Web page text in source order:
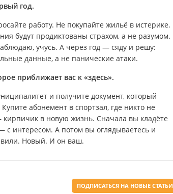
год.
работу. Не покупайте жильё в истерике.
будут продиктованы страхом, а не разумом.
учусь. А через год — сяду и решу:
данные, а не панические атаки.
приближает вас к «здесь».
и получите документ, который
абонемент в спортзал, где никто не
в новую жизнь. Сначала вы кладёте
интересом. А потом вы оглядываетесь и
Новый. И он ваш.
ПОДПИСАТЬСЯ НА НОВЫЕ СТАТЬИ